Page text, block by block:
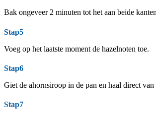
Bak ongeveer 2 minuten tot het aan beide
Stap5
Voeg op het laatste moment de hazelnoten toe.
Stap6
Giet de ahornsiroop in de pan en haal direct van
Stap7